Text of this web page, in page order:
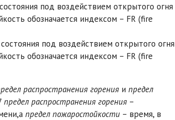
под воздействием открытого огня
обозначается индексом – FR (fire
под воздействием открытого огня
обозначается индексом – FR (fire
распространения горения и предел
предел распространения горения –
предел пожаростойкости – время, в